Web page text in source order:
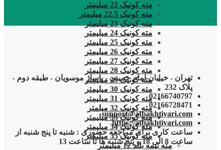
مته کونیک 22 میلیمتر
مته کونیک 22.5 میلیمتر
مته کونیک 23 میلیمتر
مته کونیک 24 میلیمتر
مته کونیک 25 میلیمتر
مته کونیک 26 میلیمتر
مته کونیک 27 میلیمتر
مته کونیک 28 میلیمتر
مته کونیک 29 میلیمتر
مته کونیک 30 میلیمتر
مته کونیک 31 میلیمتر
مته کونیک 32 میلمتر
مته کونیک 33 میلیمتر
مته کونیک 34 میلیمتر
مته کونیک 35 میلیمتر
مته نیمه بلند 12 میلیمتر
تهران - خیابان امام خمینی - پاساژ موسویان - طبقه دوم -
پلاک 232
02166740797
02166728471
support@atbakhtiyari.com
https://atbakhtiyari.com
ساعت کاری برای مراجعه حضوری : شنبه تا پنج شنبه از
ساعت 8 الی 18 و پنج شنبه ها تا ساعت 13